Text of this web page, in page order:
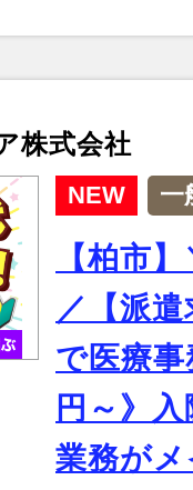
株式会社
NEW 一
【柏市
／【派
で医療
円～》
業務が